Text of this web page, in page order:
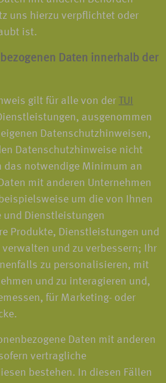
uns hierzu verpflichtet oder
ist.
Daten innerhalb der
gilt für alle von der TUI
ausgenommen
Datenschutzhinweisen,
Datenschutzhinweise nicht
das notwendige Minimum an
mit anderen Unternehmen
um die von Ihnen
und Dienstleistungen
Produkte, Dienstleistungen und
und zu verbessern; Ihr
zu personalisieren, mit
und zu interagieren und,
für Marketing- oder
Daten mit anderen
vertragliche
bestehen. In diesen Fällen